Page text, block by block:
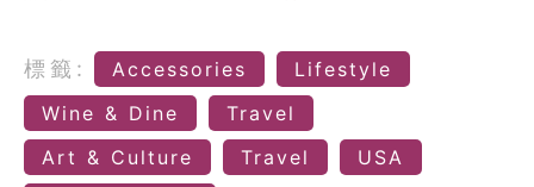
標籤: Accessories
Lifestyle
Wine & Dine
Travel
Art & Culture
Travel
USA